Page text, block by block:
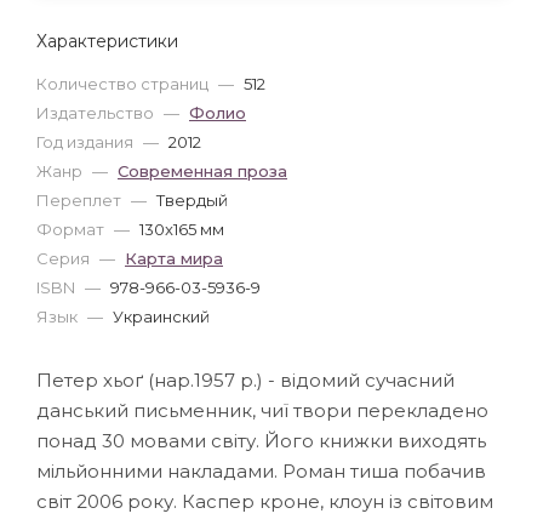
Характеристики
Количество страниц — 512
Издательство — Фолио
Год издания — 2012
Жанр — Современная проза
Переплет — Твердый
Формат — 130x165 мм
Серия — Карта мира
ISBN — 978-966-03-5936-9
Язык — Украинский
Петер хьоґ (нар.1957 р.) - відомий сучасний
данський письменник, чиї твори перекладено
понад 30 мовами світу. Його книжки виходять
мільйонними накладами. Роман тиша побачив
світ 2006 року. Каспер кроне, клоун із світовим